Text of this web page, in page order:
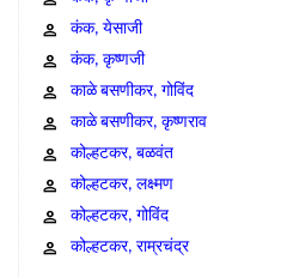
कंक, येसाजी
कंक, कृष्णजी
काळे बसणीकर, गोविंद
काळे बसणीकर, कृष्णराव
कोल्हटकर, बळवंत
कोल्हटकर, लक्ष्मण
कोल्हटकर, गोविंद
कोल्हटकर, राम्रचंद्र